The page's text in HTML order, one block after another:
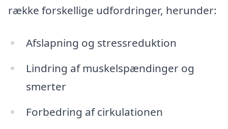
række forskellige udfordringer, herunder:
Afslapning og stressreduktion
Lindring af muskelspændinger og
smerter
Forbedring af cirkulationen